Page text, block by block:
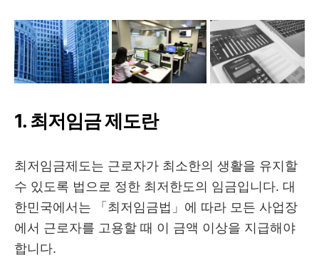
1. 최저임금 제도란
최저임금제도는 근로자가 최소한의 생활을 유지할
수 있도록 법으로 정한 최저한도의 임금입니다. 대
한민국에서는 「최저임금법」에 따라 모든 사업장
에서 근로자를 고용할 때 이 금액 이상을 지급해야
합니다.